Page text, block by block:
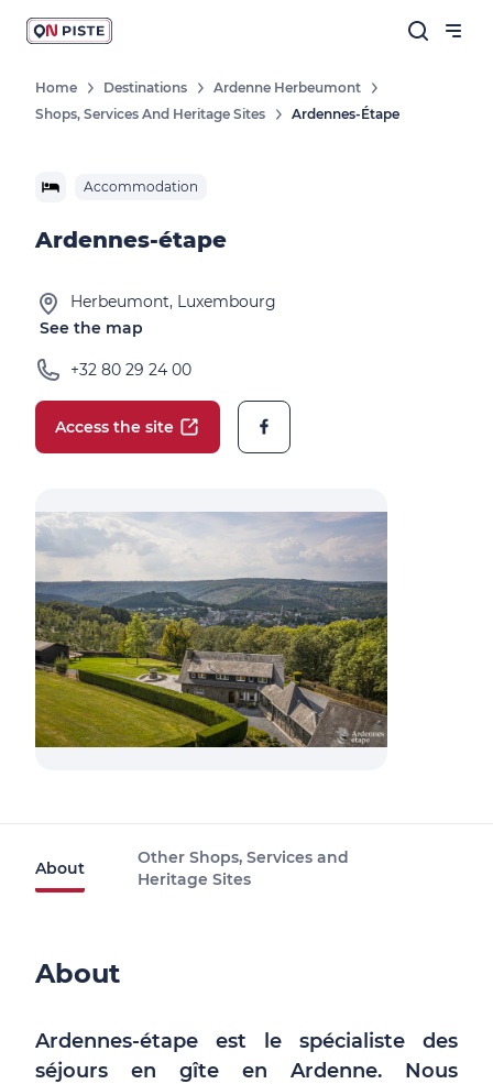
Home Destinations
Ardenne Herbeumont
Shops, Services And Heritage Sites
Ardennes-Étape
Accommodation
Ardennes-étape
Herbeumont, Luxembourg
See the map
+32 80 29 24 00
Access the site
About
Other Shops, Services and
Heritage Sites
About
Ardennes-étape est le spécialiste des
séjours en gîte en Ardenne. Nous